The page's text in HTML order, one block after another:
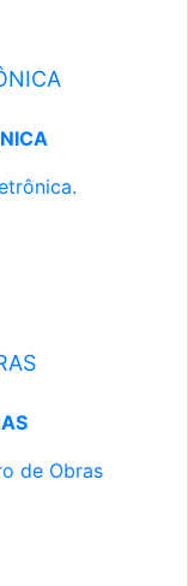
de Obras